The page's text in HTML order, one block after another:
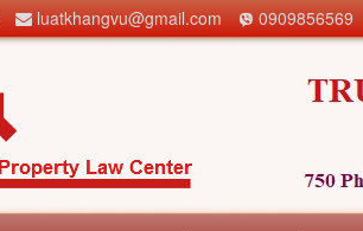
luatkhangvu@gmail.com 0909856569